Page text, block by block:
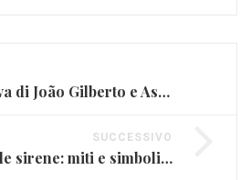
Il bossa nova di João Gilberto e Astrud: Brasile nel mondo
SUCCESSIVO
Il canto delle sirene: miti e simboli nella musica antica